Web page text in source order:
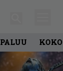
PALUU